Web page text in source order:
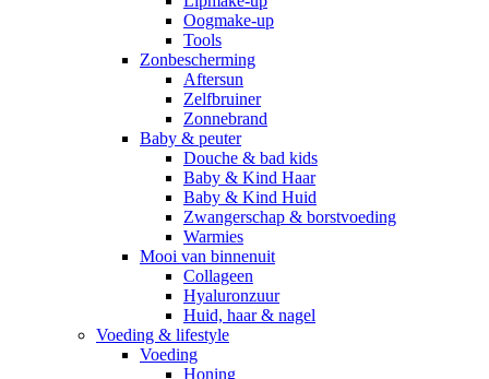
Oogmake-up
Tools
Zonbescherming
Aftersun
Zelfbruiner
Zonnebrand
Baby & peuter
Douche & bad kids
Baby & Kind Haar
Baby & Kind Huid
Zwangerschap & borstvoeding
Warmies
Mooi van binnenuit
Collageen
Hyaluronzuur
Huid, haar & nagel
Voeding & lifestyle
Voeding
Honing